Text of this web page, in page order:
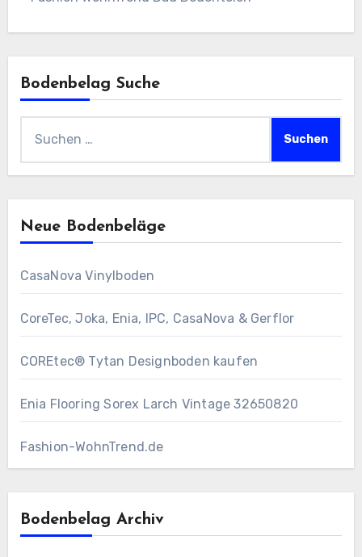
Bodenbelag Suche
Neue Bodenbeläge
CasaNova Vinylboden
CoreTec, Joka, Enia, IPC, CasaNova & Gerflor
COREtec® Tytan Designboden kaufen
Enia Flooring Sorex ​Larch Vintage 32650820
Fashion-WohnTrend.de
Bodenbelag Archiv